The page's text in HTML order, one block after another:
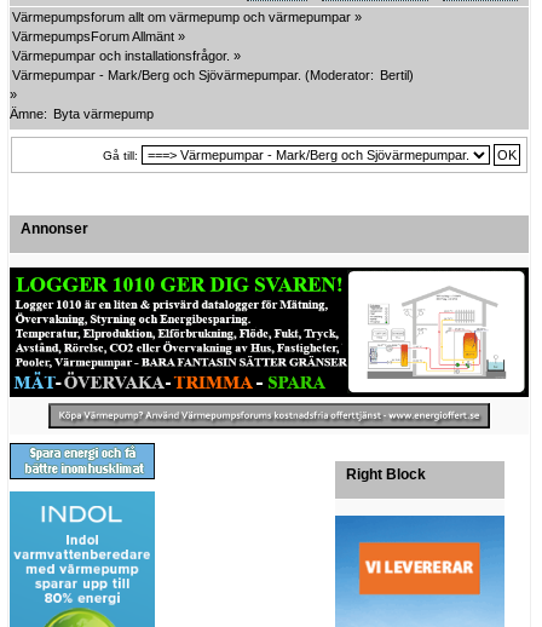
Värmepumpsforum allt om värmepump och värmepumpar »
VärmepumpsForum Allmänt »
Värmepumpar och installationsfrågor. »
Värmepumpar - Mark/Berg och Sjövärmepumpar. (Moderator: Bertil)
»
Ämne: Byta värmepump
Gå till:
Annonser
Right Block